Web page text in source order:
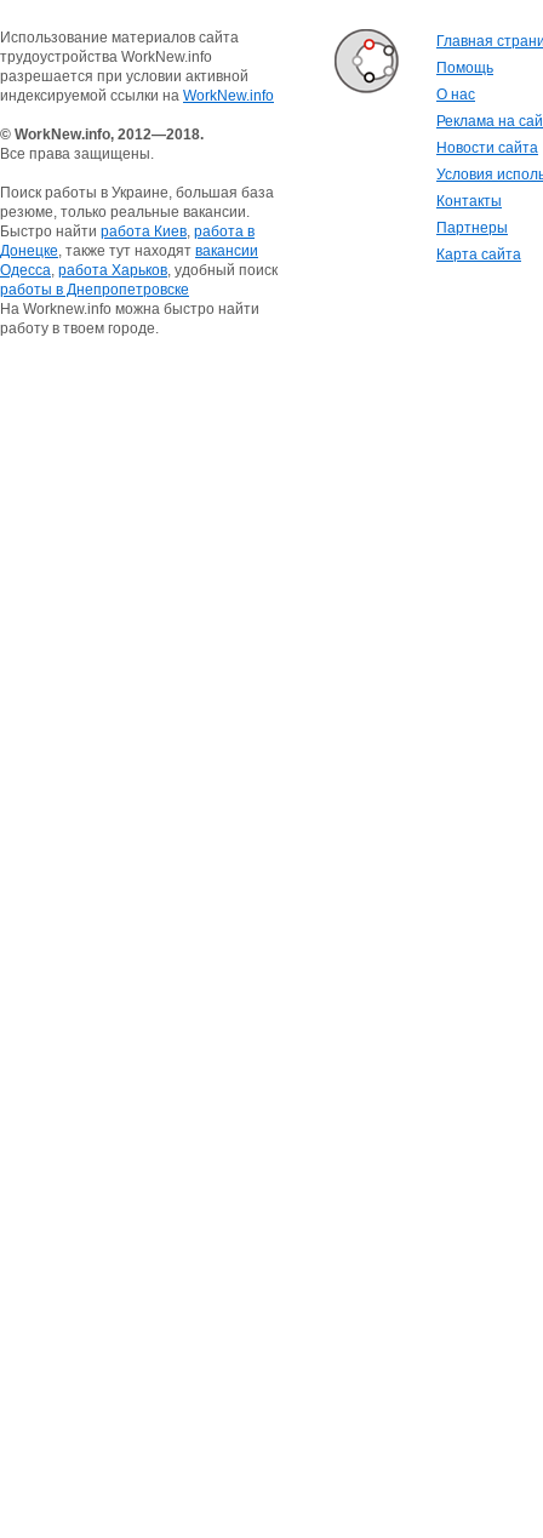
Использование материалов сайта
трудоустройства WorkNew.info
разрешается при условии активной
индексируемой ссылки на WorkNew.info
© WorkNew.info, 2012—2018.
Все права защищены.
Поиск работы в Украине, большая база
резюме, только реальные вакансии.
Быстро найти работа Киев, работа в
Донецке, также тут находят вакансии
Одесса, работа Харьков, удобный поиск
работы в Днепропетровске
На Worknew.info можна быстро найти
работу в твоем городе.
Главная
Помощь
О нас
Реклама на
Новости сайта
Условия
Контакты
Партнеры
Карта сайта